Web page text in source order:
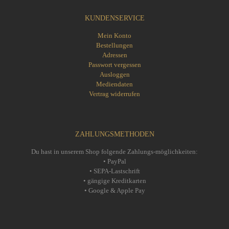
KUNDENSERVICE
Mein Konto
Bestellungen
Adressen
Passwort vergessen
Ausloggen
Mediendaten
Vertrag widerrufen
ZAHLUNGSMETHODEN
Du hast in unserem Shop folgende Zahlungs-möglichkeiten:
• PayPal
• SEPA-Lastschrift
• gängige Kreditkarten
• Google & Apple Pay